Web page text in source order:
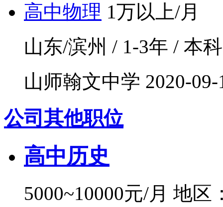
高中物理 1万以上/月
山东/滨州 / 1-3年 / 本
山师翰文中学 2020-09-
公司其他职位
高中历史
5000~10000元/月 地区